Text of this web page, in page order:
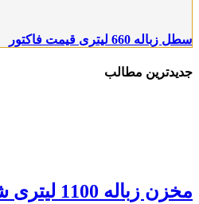
سطل زباله 660 لیتری قیمت فاکتور
جدیدترین مطالب
مخزن زباله 1100 لیتری شهرداری